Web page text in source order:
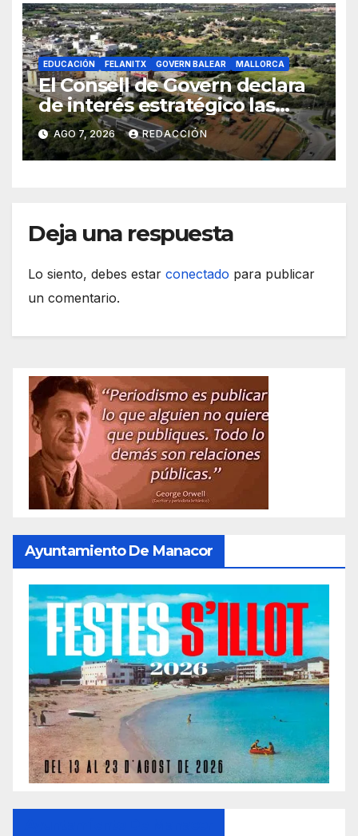
EDUCACIÓN FELANITX GOVERN BALEAR MALLORCA
El Consell de Govern declara
de interés estratégico las
obras de acceso al nuevo
CEIP de Felanitx
AGO 7, 2026 REDACCIÓN
Deja una respuesta
Lo siento, debes estar conectado para publicar
un comentario.
Ayuntamiento De Manacor